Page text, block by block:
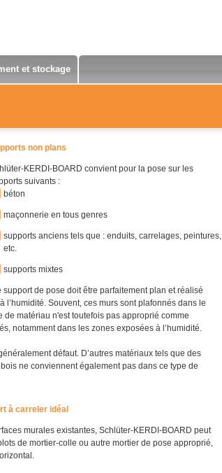
et stockage
non plans
KERDI-BOARD convient pour la pose sur les
suivants :
béton
maçonnerie en tous genres
supports anciens tels que : enduits, carrelages, peintures,
etc.
supports mixtes
de pose doit être parfaitement plan et réalisé
l’humidité. Souvent, ces murs sont plafonnés dans le
de matériau n'est toutefois pas approprié comme
notamment dans les zones exposées à l’humidité.
défaut. D’autres matériaux tels que des
ne conviennent également pas dans ce type de
à carreler idéal
murales existantes, Schlüter-KERDI-BOARD peut
de mortier-colle ou autre mortier de pose approprié,